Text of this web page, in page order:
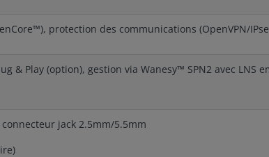
protection des communications (OpenVPN/
& Play (option), gestion via Wanesy™ SPN2 avec LNS
connecteur jack 2.5mm/5.5mm